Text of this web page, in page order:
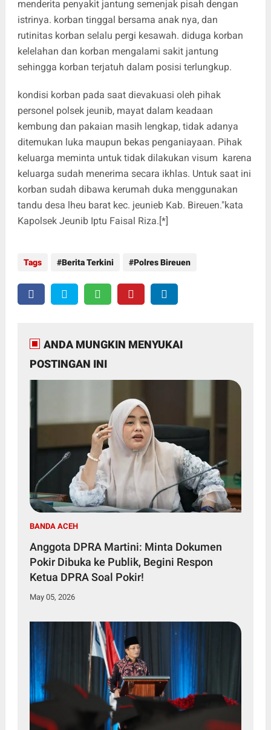
menderita penyakit jantung semenjak pisah dengan
istrinya. korban tinggal bersama anak nya, dan
rutinitas korban selalu pergi kesawah. diduga korban
kelelahan dan korban mengalami sakit jantung
sehingga korban terjatuh dalam posisi terlungkup.
kondisi korban pada saat dievakuasi oleh pihak
personel polsek jeunib, mayat dalam keadaan
kembung dan pakaian masih lengkap, tidak adanya
ditemukan luka maupun bekas penganiayaan. Pihak
keluarga meminta untuk tidak dilakukan visum karena
keluarga sudah menerima secara ikhlas. Untuk saat ini
korban sudah dibawa kerumah duka menggunakan
tandu desa lheu barat kec. jeunieb Kab. Bireuen."kata
Kapolsek Jeunib Iptu Faisal Riza.[*]
Tags Berita Terkini Polres Bireuen
ANDA MUNGKIN MENYUKAI
POSTINGAN INI
BANDA ACEH
Anggota DPRA Martini: Minta Dokumen
Pokir Dibuka ke Publik, Begini Respon
Ketua DPRA Soal Pokir!
May 05, 2026